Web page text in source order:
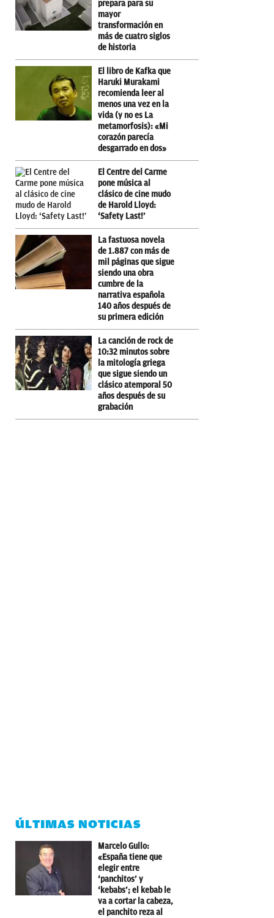
prepara para su
mayor
transformación en
más de cuatro siglos
de historia
El libro de Kafka que
Haruki Murakami
recomienda leer al
menos una vez en la
vida (y no es La
metamorfosis): «Mi
corazón parecía
desgarrado en dos»
El Centre del Carme
pone música al
clásico de cine mudo
de Harold Lloyd:
‘Safety Last!’
La fastuosa novela
de 1.887 con más de
mil páginas que sigue
siendo una obra
cumbre de la
narrativa española
140 años después de
su primera edición
La canción de rock de
10:32 minutos sobre
la mitología griega
que sigue siendo un
clásico atemporal 50
años después de su
grabación
ÚLTIMAS NOTICIAS
Marcelo Gullo:
«España tiene que
elegir entre
‘panchitos’ y
‘kebabs’; el kebab le
va a cortar la cabeza,
el panchito reza al